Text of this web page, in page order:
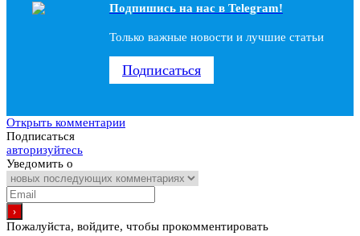
Подпишись на наc в Telegram!
Только важные новости и лучшие статьи
Подписаться
Открыть комментарии
Подписаться
авторизуйтесь
Уведомить о
Пожалуйста, войдите, чтобы прокомментировать